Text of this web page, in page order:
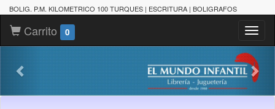
BOLIG. P.M. KILOMETRICO 100 TURQUES | ESCRITURA | BOLIGRAFOS
Carrito 0